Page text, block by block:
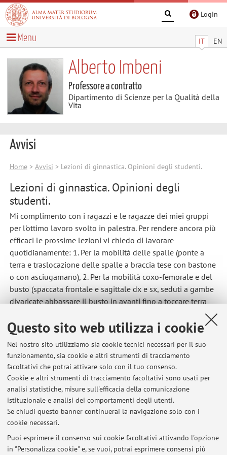
Questo sito web utilizza i cookie
Nel nostro sito utilizziamo sia cookie tecnici necessari per il suo
funzionamento, sia cookie e altri strumenti di tracciamento
facoltativi che potrai attivare solo con il tuo consenso.
Cookie e altri strumenti di tracciamento facoltativi sono usati per
analisi statistiche, misure sull'efficacia della comunicazione
istituzionale e analisi dei comportamenti degli utenti.
Se chiudi questo banner continuerai la navigazione solo con i
cookie necessari.
Puoi esprimere il consenso sui cookie facoltativi attivando l'opzione
in "Personalizza cookie" e, se vuoi, potrai esprimere consensi più
Login
IT EN
Menu
Alberto Imbeni
Professore a contratto
Dipartimento di Scienze per la Qualità della
Vita
Avvisi
Home> Avvisi > Lezioni di ginnastica. Opinioni degli studenti.
Lezioni di ginnastica. Opinioni degli
studenti.
Mi complimento con i ragazzi e le ragazze dei miei gruppi
per l'ottimo lavoro svolto in palestra. Per rendere ancora più
efficaci le prossime lezioni vi chiedo di lavorare
quotidianamente: 1. Per la mobilità delle spalle (ponte a
terra e traslocazione delle spalle a braccia tese con bastone
o con asciugamano), 2. Per la mobilità coxo-femorale e del
busto (spaccata frontale e sagittale dx e sx, seduti a gambe
divaricate abbassare il busto in avanti fino a toccare terra
con entrambi i gomiti). Buon lavoro, ci vediamo il prossimo
lunedì non festivo.
https://www.projectinvictus.it/dislocazioni-per-spalle/
https://www.alessandromainente.it/verticale-al-muro/
https://www.wikihow.it/Eseguire-il-Ponte La rilevazione
delle opinioni degli studenti verrà effettuata lunedì 4
maggio 2026.
Pubblicato il: 17 aprile 2026
Ultimi avvisi